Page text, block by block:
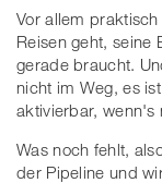
Vor allem
Reisen geht, seine
gerade braucht.
nicht im Weg, es
aktivierbar, wenn's
Was noch fehlt,
der Pipeline und